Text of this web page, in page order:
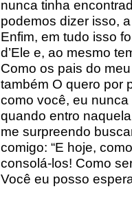
nunca tinha
podemos dizer isso,
Enfim, em tudo isso
d’Ele e, ao mesmo
Como os pais do
também O quero por
como você, eu nunca
quando entro
me surpreendo
comigo: “E hoje,
consolá-los! Como
Você eu posso